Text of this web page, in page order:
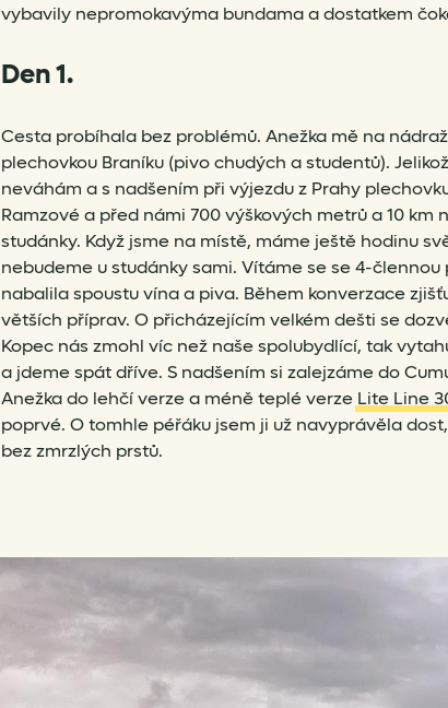
vybavily nepromokavýma bundama a dostatkem
Den 1.
Cesta probíhala bez problémů. Anežka mě na
plechovkou Braníku (pivo chudých a studentů).
neváhám a s nadšením při výjezdu z Prahy
Ramzové a před námi 700 výškových metrů a 10 km
studánky. Když jsme na místě, máme ještě hodinu
nebudeme u studánky sami. Vítáme se se 4-
nabalila spoustu vína a piva. Během konverzace
větších příprav. O přicházejícím velkém dešti se
Kopec nás zmohl víc než naše spolubydlící, tak
a jdeme spát dříve. S nadšením si zalejzáme do
Anežka do lehčí verze a méně teplé verze Lite Line
poprvé. O tomhle péřáku jsem ji už navyprávěla
bez zmrzlých prstů.